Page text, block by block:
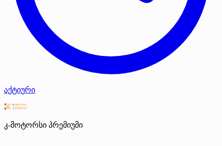
აქტიური
კ-მოტორსი პრემიუმი